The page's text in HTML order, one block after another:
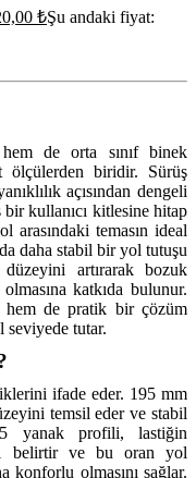
₺Şu andaki fiyat:
de orta sınıf binek
ölçülerden biridir. Sürüş
açısından dengeli
kullanıcı kitlesine hitap
temasın ideal
daha stabil bir yol tutuşu
artırarak bozuk
katkıda bulunur.
de pratik bir çözüm
tutar.
ifade eder. 195 mm
temsil eder ve stabil
yanak profili, lastiğin
belirtir ve bu oran yol
konforlu olmasını sağlar.